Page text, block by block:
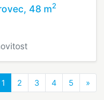
48 m2
1 2 3 4 5 »